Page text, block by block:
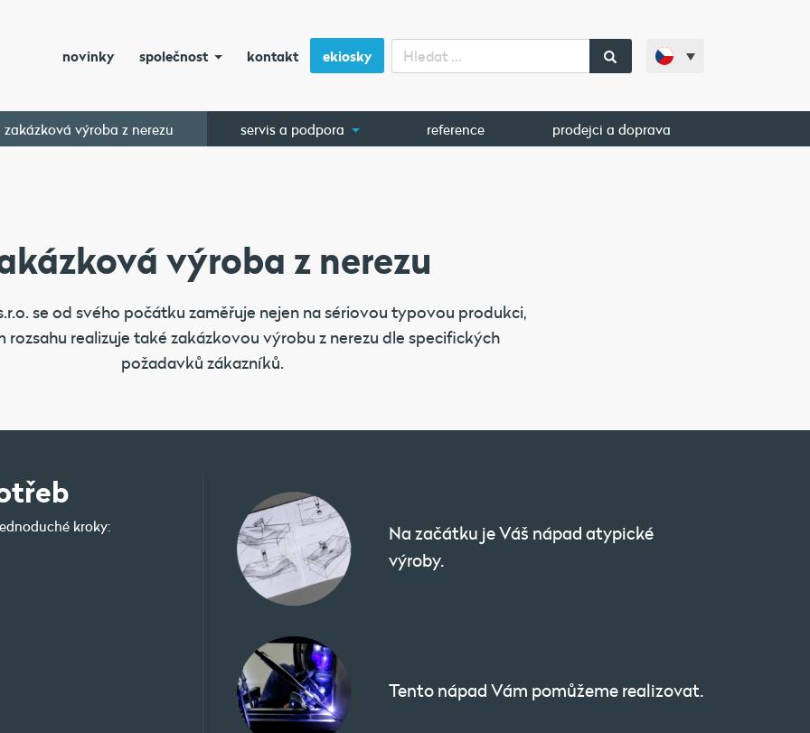
novinky společnost kontakt ekiosky
zakázková výroba z nerezu servis a podpora reference prodejci a doprava
výroba z nerezu
se od svého počátku zaměřuje nejen na sériovou typovou produkci,
rozsahu realizuje také zakázkovou výrobu z nerezu dle specifických
požadavků zákazníků.
kroky:
Na začátku je Váš nápad atypické
výroby.
Tento nápad Vám pomůžeme realizovat.